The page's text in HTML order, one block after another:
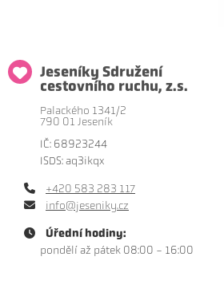
Jeseníky Sdružení
cestovního ruchu, z.s.
Palackého 1341/2
790 01 Jeseník
IČ: 68923244
ISDS: aq3ikqx
+420 583 283 117
info@jeseniky.cz
Úřední hodiny:
pondělí až pátek 08:00 - 16:00